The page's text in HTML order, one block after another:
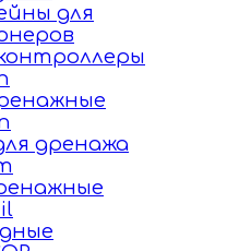
для
дренажа